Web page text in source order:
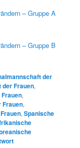
– Gruppe A
– Gruppe B
der
der Frauen,
,
Frauen,
,Spanische